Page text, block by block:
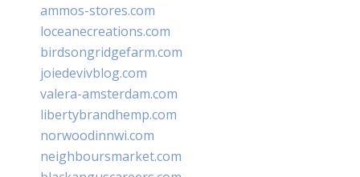
ammos-stores.com
loceanecreations.com
birdsongridgefarm.com
joiedevivblog.com
valera-amsterdam.com
libertybrandhemp.com
norwoodinnwi.com
neighboursmarket.com